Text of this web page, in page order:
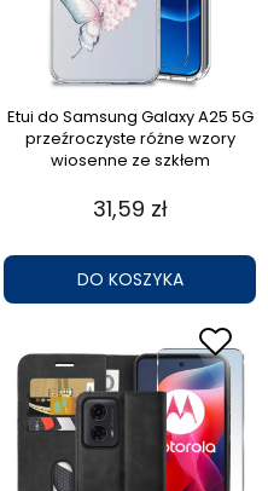
Etui do Samsung Galaxy A25 5G
przeźroczyste różne wzory
wiosenne ze szkłem
31,59 zł
DO KOSZYKA